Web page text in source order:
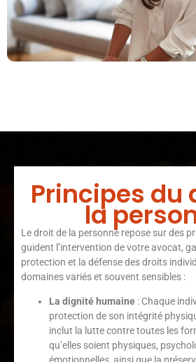
Principes du
la
Le droit de la personne repose sur des
guident l’intervention de votre avocat,
protection et la défense des droits
domaines variés et souvent sensibles :
La dignité humaine : Chaque
protection de son intégrité
inclut la lutte contre toutes les
qu’elles soient physiques,